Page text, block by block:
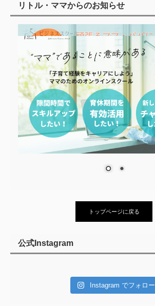
リトル・ママからのお知らせ
トップページに戻る
公式Instagram
Instagram でフォロー